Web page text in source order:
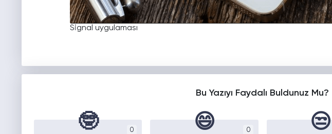
Signal uygulaması
Bu Yazıyı Faydalı Buldunuz Mu?
0
🤓 0
😄 😒